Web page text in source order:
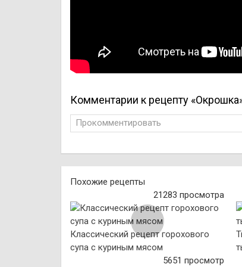
Комментарии к рецепту
Прокомментировать
Похожие рецепты
21283 просмотра
Классический рецепт горохового
супа с куриным мясом
5651 просмотр